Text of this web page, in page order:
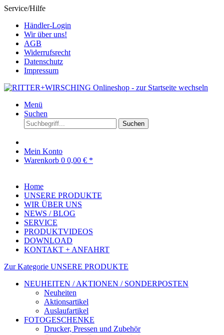
Service/Hilfe
Händler-Login
Wir über uns!
AGB
Widerrufsrecht
Datenschutz
Impressum
Menü
Suchen
Suchen
Mein Konto
Warenkorb 0 0,00 € *
Home
UNSERE PRODUKTE
WIR ÜBER UNS
NEWS / BLOG
SERVICE
PRODUKTVIDEOS
DOWNLOAD
KONTAKT + ANFAHRT
Zur Kategorie UNSERE PRODUKTE
NEUHEITEN / AKTIONEN / SONDERPOSTEN
Neuheiten
Aktionsartikel
Auslaufartikel
FOTOGESCHENKE
Drucker, Pressen und Zubehör